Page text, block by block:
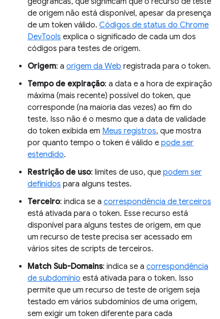
de origem não está disponível, apesar da presença
de um token válido. Códigos de status do Chrome
DevTools explica o significado de cada um dos
códigos para testes de origem.
Origem: a origem da Web registrada para o token.
Tempo de expiração: a data e a hora de expiração
máxima (mais recente) possível do token, que
corresponde (na maioria das vezes) ao fim do
teste. Isso não é o mesmo que a data de validade
do token exibida em Meus registros, que mostra
por quanto tempo o token é válido e pode ser
estendido.
Restrição de uso: limites de uso, que podem ser
definidos para alguns testes.
Terceiro: indica se a correspondência de terceiros
está ativada para o token. Esse recurso está
disponível para alguns testes de origem, em que
um recurso de teste precisa ser acessado em
vários sites de scripts de terceiros.
Match Sub-Domains: indica se a correspondência
de subdomínio está ativada para o token. Isso
permite que um recurso de teste de origem seja
testado em vários subdomínios de uma origem,
sem exigir um token diferente para cada